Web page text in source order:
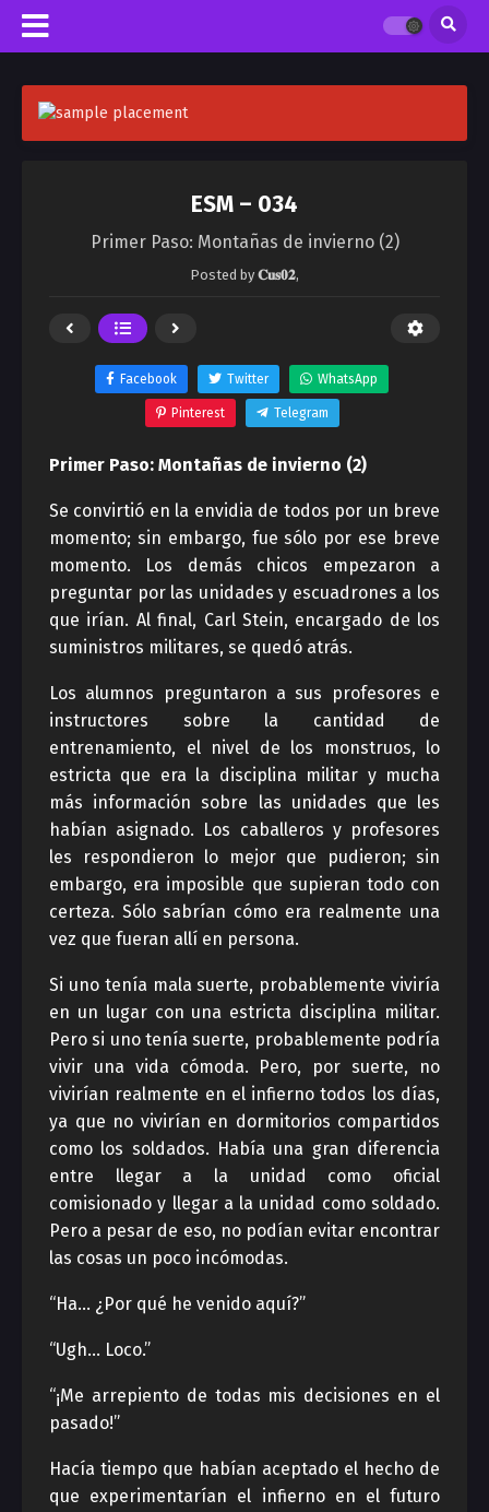
ESM – 034
Primer Paso: Montañas de invierno (2)
Posted by 𝐂𝐮𝐬𝟎𝟐,
Facebook Twitter WhatsApp
Pinterest Telegram
Primer Paso: Montañas de invierno (2)
Se convirtió en la envidia de todos por un breve
momento; sin embargo, fue sólo por ese breve
momento. Los demás chicos empezaron a
preguntar por las unidades y escuadrones a los
que irían. Al final, Carl Stein, encargado de los
suministros militares, se quedó atrás.
Los alumnos preguntaron a sus profesores e
instructores sobre la cantidad de
entrenamiento, el nivel de los monstruos, lo
estricta que era la disciplina militar y mucha
más información sobre las unidades que les
habían asignado. Los caballeros y profesores
les respondieron lo mejor que pudieron; sin
embargo, era imposible que supieran todo con
certeza. Sólo sabrían cómo era realmente una
vez que fueran allí en persona.
Si uno tenía mala suerte, probablemente viviría
en un lugar con una estricta disciplina militar.
Pero si uno tenía suerte, probablemente podría
vivir una vida cómoda. Pero, por suerte, no
vivirían realmente en el infierno todos los días,
ya que no vivirían en dormitorios compartidos
como los soldados. Había una gran diferencia
entre llegar a la unidad como oficial
comisionado y llegar a la unidad como soldado.
Pero a pesar de eso, no podían evitar encontrar
las cosas un poco incómodas.
“Ha… ¿Por qué he venido aquí?”
“Ugh… Loco.”
“¡Me arrepiento de todas mis decisiones en el
pasado!”
Hacía tiempo que habían aceptado el hecho de
que experimentarían el infierno en el futuro